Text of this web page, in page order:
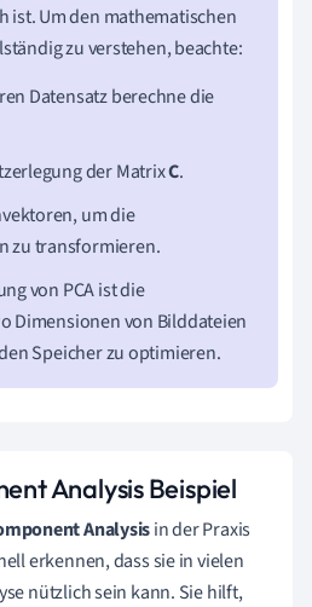
ist. Um den mathematischen
zu verstehen, beachte:
Datensatz berechne die
der MatrixC.
um die
zu transformieren.
von PCA ist die
Dimensionen von Bilddateien
Speicher zu optimieren.
Analysis Beispiel
Analysisin der Praxis
erkennen, dass sie in vielen
nützlich sein kann. Sie hilft,